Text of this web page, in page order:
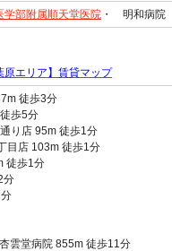
学部附属順天堂医院 ・ 明和病院
原エリア】賃貸マップ
徒歩3分
歩5分
り店 95m 徒歩1分
目店 103m 徒歩1分
徒歩1分
分
雲堂病院 855m 徒歩11分